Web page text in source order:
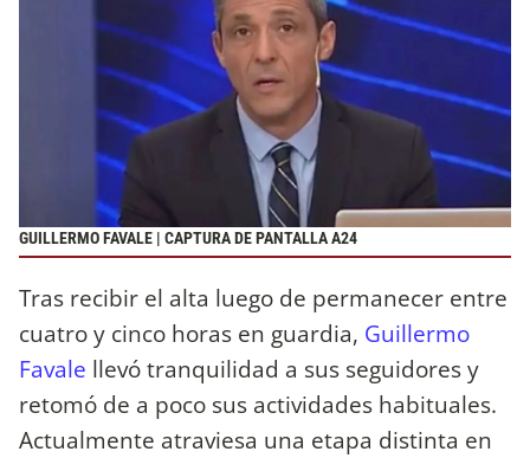
GUILLERMO FAVALE | CAPTURA DE PANTALLA A24
Tras recibir el alta luego de permanecer entre
cuatro y cinco horas en guardia, Guillermo
Favale llevó tranquilidad a sus seguidores y
retomó de a poco sus actividades habituales.
Actualmente atraviesa una etapa distinta en